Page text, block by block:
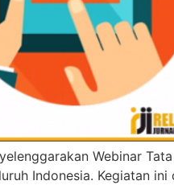
Webinar
Indonesia. Kegiatan